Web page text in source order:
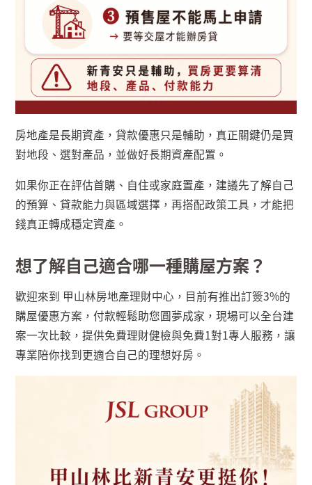
房地產是長期資產，貸款優惠只是輔助，真正關鍵仍是買
對地段、選對產品，並做好長期資產配置。
如果你正在評估首購、自住或家庭置產，建議先了解自己
的預算、貸款能力與區域選擇，再搭配政策工具，才能把
錢真正轉成穩定資產。
想了解自己適合哪一種購屋方案？
歡迎來到 甲山林房地產理財中心，目前有推出訂簽3%的
購屋優惠方案，付款輕鬆助您圓夢成家，現場可以全台建
案一次比較，提供免費理財健檢與免費1對1專人服務，讓
專業陪你找到更適合自己的理想好房。